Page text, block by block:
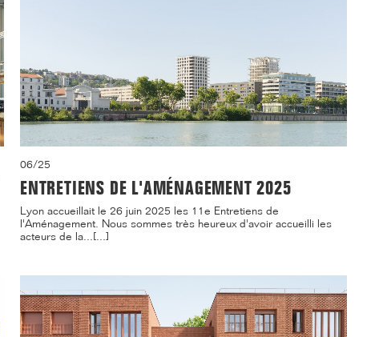
06/25
ENTRETIENS DE L'AMÉNAGEMENT 2025
Lyon accueillait le 26 juin 2025 les 11e Entretiens de
l'Aménagement. Nous sommes très heureux d'avoir accueilli les
acteurs de la...[...]